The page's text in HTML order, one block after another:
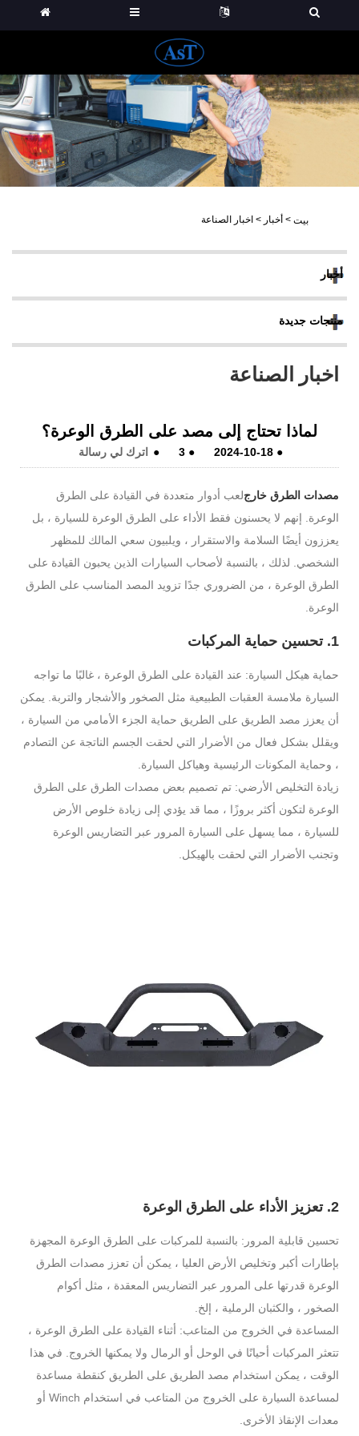
بيت > أخبار > اخبار الصناعة
أخبار
منتجات جديدة
اخبار الصناعة
لماذا تحتاج إلى مصد على الطرق الوعرة؟
●
2024-10-18
●
3
● اترك لي رسالة
مصدات الطرق خارجلعب أدوار متعددة في القيادة على الطرق
الوعرة. إنهم لا يحسنون فقط الأداء على الطرق الوعرة للسيارة ، بل
يعززون أيضًا السلامة والاستقرار ، ويلبيون سعي المالك للمظهر
الشخصي. لذلك ، بالنسبة لأصحاب السيارات الذين يحبون القيادة على
الطرق الوعرة ، من الضروري جدًا تزويد المصد المناسب على الطرق
الوعرة.
1. تحسين حماية المركبات
حماية هيكل السيارة: عند القيادة على الطرق الوعرة ، غالبًا ما تواجه
السيارة ملامسة العقبات الطبيعية مثل الصخور والأشجار والتربة. يمكن
أن يعزز مصد الطريق على الطريق حماية الجزء الأمامي من السيارة ،
ويقلل بشكل فعال من الأضرار التي لحقت الجسم الناتجة عن التصادم
، وحماية المكونات الرئيسية وهياكل السيارة.
زيادة التخليص الأرضي: تم تصميم بعض مصدات الطرق على الطرق
الوعرة لتكون أكثر بروزًا ، مما قد يؤدي إلى زيادة خلوص الأرض
للسيارة ، مما يسهل على السيارة المرور عبر التضاريس الوعرة
وتجنب الأضرار التي لحقت بالهيكل.
2. تعزيز الأداء على الطرق الوعرة
تحسين قابلية المرور: بالنسبة للمركبات على الطرق الوعرة المجهزة
بإطارات أكبر وتخليص الأرض العليا ، يمكن أن تعزز مصدات الطرق
الوعرة قدرتها على المرور عبر التضاريس المعقدة ، مثل أكوام
الصخور ، والكثبان الرملية ، إلخ.
المساعدة في الخروج من المتاعب: أثناء القيادة على الطرق الوعرة ،
تتعثر المركبات أحيانًا في الوحل أو الرمال ولا يمكنها الخروج. في هذا
الوقت ، يمكن استخدام مصد الطريق على الطريق كنقطة مساعدة
لمساعدة السيارة على الخروج من المتاعب في استخدام Winch أو
معدات الإنقاذ الأخرى.